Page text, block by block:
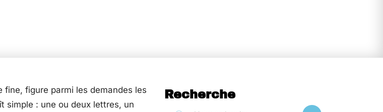
fine, figure parmi les demandes les
simple : une ou deux lettres, un
Recherche